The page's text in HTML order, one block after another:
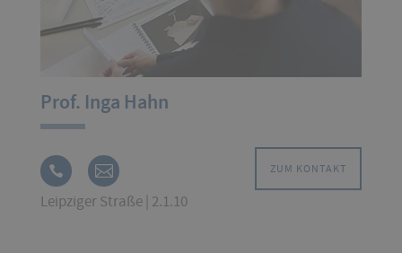
Prof. Inga Hahn
Leipziger Straße | 2.1.10
ZUM KONTAKT